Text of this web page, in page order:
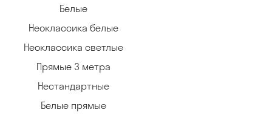
Белые
Неоклассика белые
Неоклассика светлые
Прямые 3 метра
Нестандартные
Белые прямые